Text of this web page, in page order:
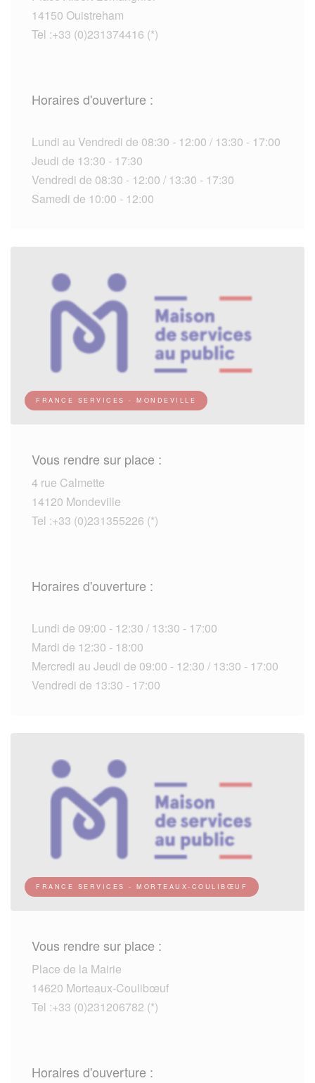
14150 Ouistreham
Tel :+33 (0)231374416 (*)
Horaires d'ouverture :
Lundi au Vendredi de 08:30 - 12:00 / 13:30 - 17:00
Jeudi de 13:30 - 17:30
Vendredi de 08:30 - 12:00 / 13:30 - 17:30
Samedi de 10:00 - 12:00
FRANCE SERVICES - MONDEVILLE
Vous rendre sur place :
4 rue Calmette
14120 Mondeville
Tel :+33 (0)231355226 (*)
Horaires d'ouverture :
Lundi de 09:00 - 12:30 / 13:30 - 17:00
Mardi de 12:30 - 18:00
Mercredi au Jeudi de 09:00 - 12:30 / 13:30 - 17:00
Vendredi de 13:30 - 17:00
FRANCE SERVICES - MORTEAUX-COULIBŒUF
Vous rendre sur place :
Place de la Mairie
14620 Morteaux-Coulibœuf
Tel :+33 (0)231206782 (*)
Horaires d'ouverture :